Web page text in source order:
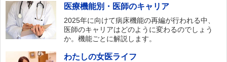
医療機能別・医師のキャリア
2025年に向けて病床機能の再編が行われる中、
医師のキャリアはどのように変わるのでしょう
か。機能ごとに解説します。
わたしの女医ライフ